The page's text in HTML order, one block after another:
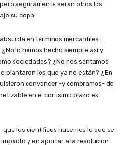
seguramente serán otros los
su copa.
en términos mercantiles-
lo hemos hecho siempre así y
sociedades? ¿No nos sentamos
plantaron los que ya no están? ¿En
convencer -y compramos- de
en el cortísimo plazo es
que los científicos hacemos lo que se
y en aportar a la resolución